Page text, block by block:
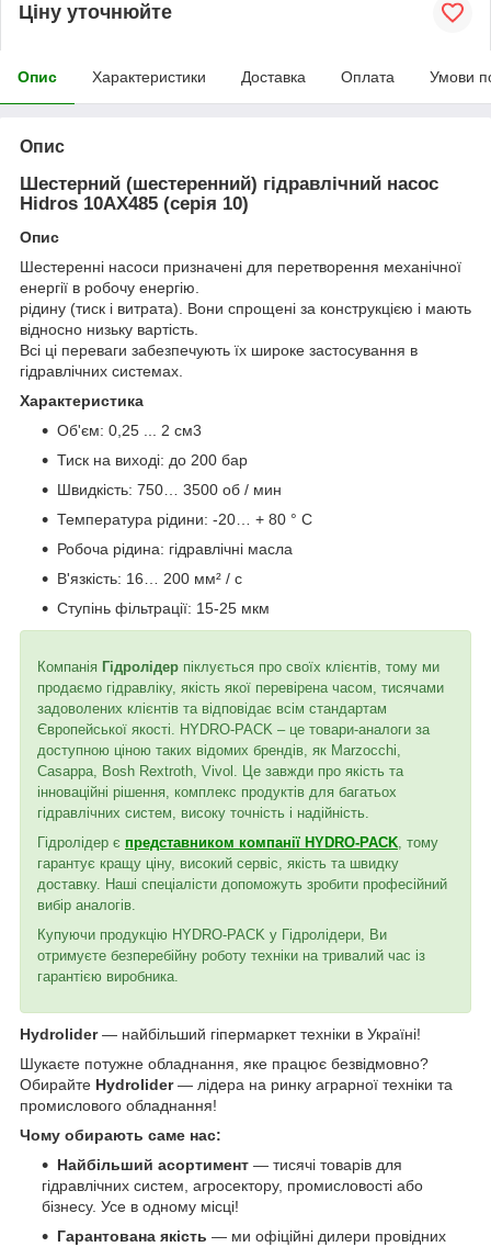
Ціну уточнюйте
Опис Характеристики Доставка Оплата Умови
Опис
Шестерний (шестеренний) гідравлічний насос
Hidros 10АХ485 (серія 10)
Опис
Шестеренні насоси призначені для перетворення механічної
енергії в робочу енергію.
рідину (тиск і витрата). Вони спрощені за конструкцією і мають
відносно низьку вартість.
Всі ці переваги забезпечують їх широке застосування в
гідравлічних системах.
Характеристика
Об'єм: 0,25 ... 2 см3
Тиск на виході: до 200 бар
Швидкість: 750… 3500 об / мин
Температура рідини: -20… + 80 ° C
Робоча рідина: гідравлічні масла
В'язкість: 16… 200 мм² / с
Ступінь фільтрації: 15-25 мкм
Компанія Гідролідер піклується про своїх клієнтів, тому ми
продаємо гідравліку, якість якої перевірена часом, тисячами
задоволених клієнтів та відповідає всім стандартам
Європейської якості. HYDRO-PACK – це товари-аналоги за
доступною ціною таких відомих брендів, як Marzocchi,
Casappa, Bosh Rextroth, Vivol. Це завжди про якість та
інноваційні рішення, комплекс продуктів для багатьох
гідравлічних систем, високу точність і надійність.
Гідролідер є представником компанії HYDRO-PACK , тому
гарантує кращу ціну, високий сервіс, якість та швидку
доставку. Наші спеціалісти допоможуть зробити професійний
вибір аналогів.
Купуючи продукцію HYDRO-PACK у Гідролідери, Ви
отримуєте безперебійну роботу техніки на тривалий час із
гарантією виробника.
Hydrolider— найбільший гіпермаркет техніки в Україні!
Шукаєте потужне обладнання, яке працює безвідмовно?
Обирайте Hydrolider— лідера на ринку аграрної техніки та
промислового обладнання!
Чому обирають саме нас:
Найбільший асортимент — тисячі товарів для
гідравлічних систем, агросектору, промисловості або
бізнесу. Усе в одному місці!
Гарантована якість — ми офіційні дилери провідних